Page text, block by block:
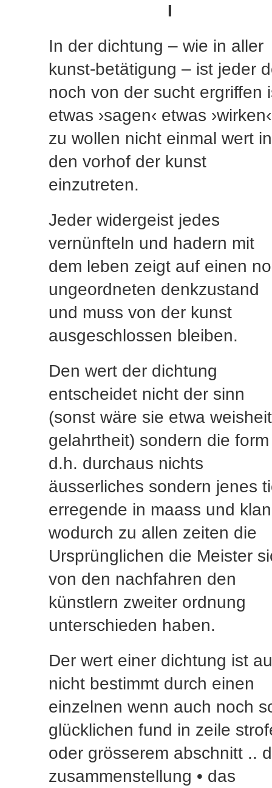
I
In der dichtung – wie in aller
kunst-betätigung – ist jeder
noch von der sucht ergriffen
etwas ›sagen‹ etwas ›wirken‹
zu wollen nicht einmal wert in
den vorhof der kunst
einzutreten.
Jeder widergeist jedes
vernünfteln und hadern mit
dem leben zeigt auf einen
ungeordneten denkzustand
und muss von der kunst
ausgeschlossen bleiben.
Den wert der dichtung
entscheidet nicht der sinn
(sonst wäre sie etwa weisheit
gelahrtheit) sondern die form
d.h. durchaus nichts
äusserliches sondern jenes
erregende in maass und
wodurch zu allen zeiten die
Ursprünglichen die Meister
von den nachfahren den
künstlern zweiter ordnung
unterschieden haben.
Der wert einer dichtung ist
nicht bestimmt durch einen
einzelnen wenn auch noch
glücklichen fund in zeile
oder grösserem abschnitt ..
zusammenstellung • das